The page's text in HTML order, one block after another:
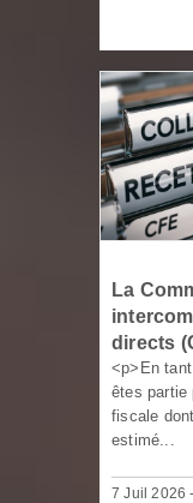
La
directs
<p>En
êtes partie
fiscale
estimé...
7 Juil 2026